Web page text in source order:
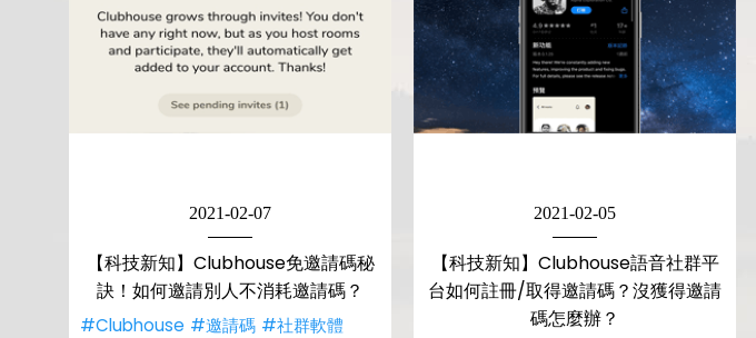
2021-02-07
【科技新知】Clubhouse免邀請碼秘
訣！如何邀請別人不消耗邀請碼？
#Clubhouse #邀請碼 #社群軟體
2021-02-05
【科技新知】Clubhouse語音社群平
台如何註冊/取得邀請碼？沒獲得邀請
碼怎麼辦？